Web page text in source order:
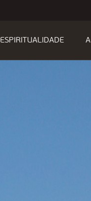
ESPIRITUALIDADE